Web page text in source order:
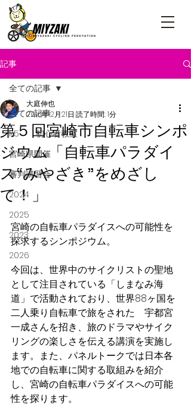
記事
全ての記事
R5 初心者教室
宮崎県開催
審判講習会
2024
2025
2023
2026
全ての記事
第５回宮崎市自転車シンポ
ジウム「自転車パラダイ
ス“みやざき”をめざし
て！」
大庭伸也
2016年12月21日 読了時間: 1分
宮崎の自転車パラダイスへの可能性を
探求するシンポジウム。
今回は、世界中のサイクリストの聖地
として注目されている「しまなみ海
道」で活動されており、世界88ヶ国を
二人乗り自転車で旅をされた　宇都宮
一成さんを招き、旅のドラマやサイク
リングの楽しさを伝える講演を実施し
ます。また、パネルトークでは日本各
地での自転車に関する取組みを紹介
し、宮崎の自転車パラダイスへの可能
性を探ります。